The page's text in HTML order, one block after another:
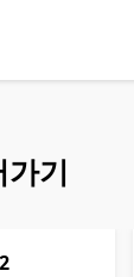
기
2